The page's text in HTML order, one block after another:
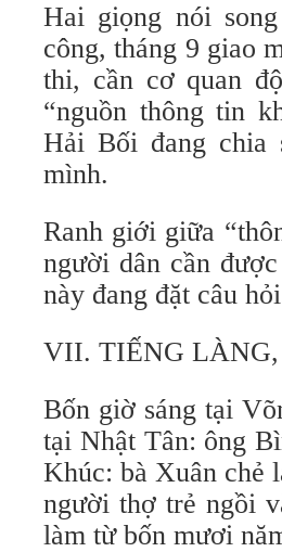
Hai giọng nói
công, tháng 9 giao
thi, cần cơ quan
“nguồn thông tin
Hải Bối đang chia
mình.
Ranh giới giữa
người dân cần
này đang đặt câu
VII. TIẾNG LÀNG,
Bốn giờ sáng tại
tại Nhật Tân: ông
Khúc: bà Xuân chẻ
người thợ trẻ ngồi
làm từ bốn mươi